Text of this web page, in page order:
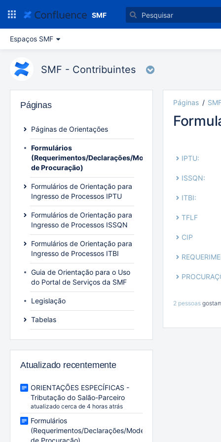
para
principal
assistive.skiplink.to.header.menu
assistive.skiplink.to.action.menu
SMF
Espaços SMF
SMF - Contribuintes
Páginas
IPTU:
ISSQN:
ITBI:
TFLF
CIP
2 pessoas
Páginas
Páginas de Orientações
Formulários
(Requerimentos/Declarações/Modelo
de Procuração)
Formulários de Orientação para
Ingresso de Processos IPTU
Formulários de Orientação para
Ingresso de Processos ISSQN
Formulários de Orientação para
Ingresso de Processos ITBI
Guia de Orientação para o Uso
do Portal de Serviços da SMF
Legislação
Tabelas
Atualizado recentemente
ORIENTAÇÕES ESPECÍFICAS -
Tributação do Salão-Parceiro
atualizado cerca de 4 horas atrás
Formulários
(Requerimentos/Declarações/Modelo
de Procuração)